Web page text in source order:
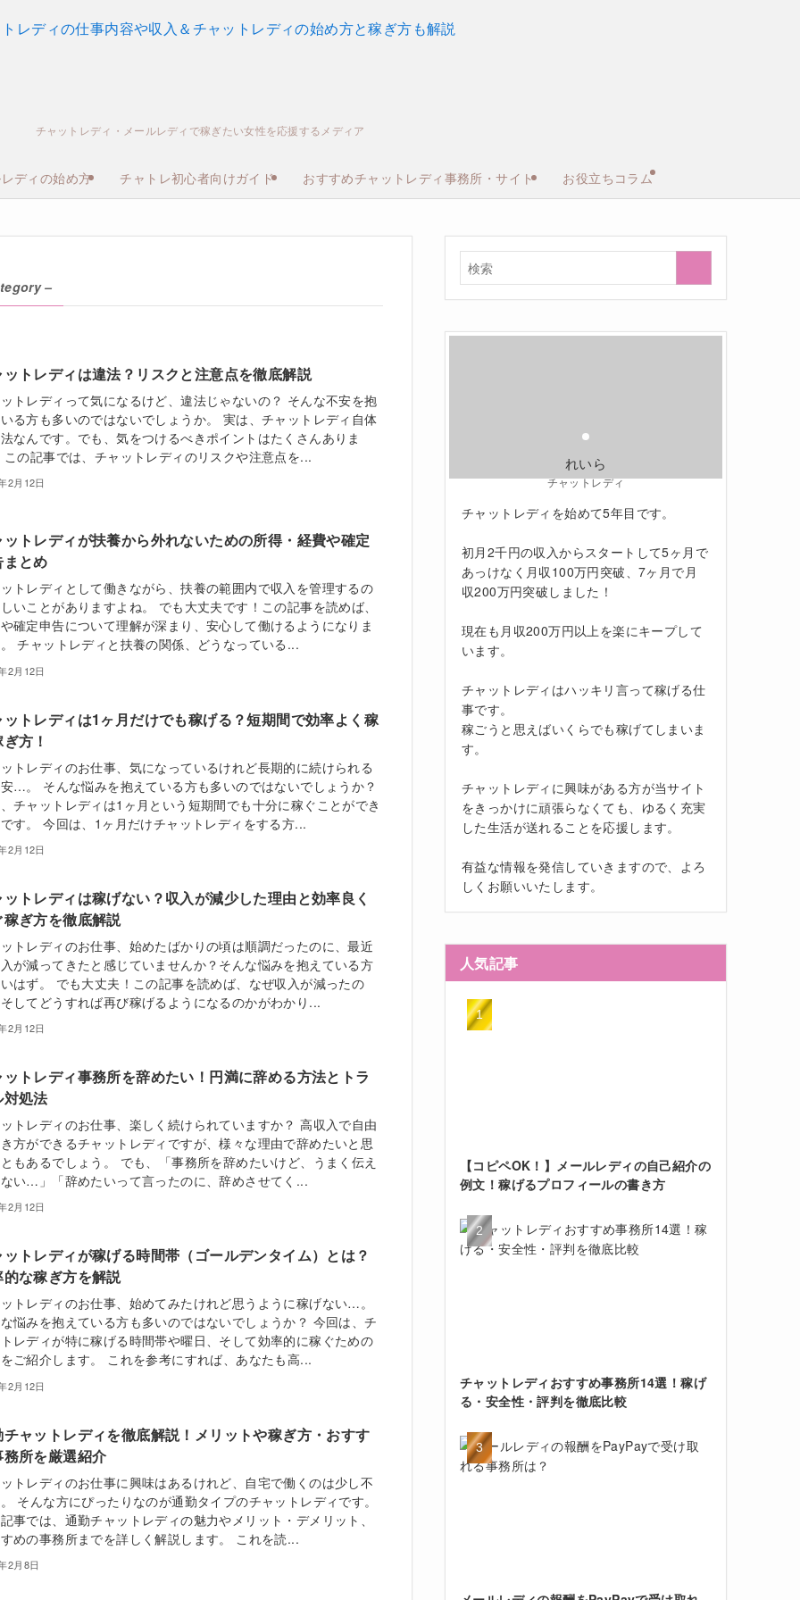
チャットレディ・メールレディで稼ぎたい女性を応援するメディア
ディの始め方 チャトレ初心者向けガイド おすすめチャットレディ事務所・サイト お役立ちコラム
–
ットレディは違法？リスクと注意点を徹底解説
トレディって気になるけど、違法じゃないの？ そんな不安を抱
る方も多いのではないでしょうか。 実は、チャットレディ自体
なんです。でも、気をつけるべきポイントはたくさんありま
この記事では、チャットレディのリスクや注意点を...
2月12日
ットレディが扶養から外れないための所得・経費や確定
とめ
トレディとして働きながら、扶養の範囲内で収入を管理するの
いことがありますよね。 でも大丈夫です！この記事を読めば、
確定申告について理解が深まり、安心して働けるようになりま
チャットレディと扶養の関係、どうなっている...
2月12日
ットレディは1ヶ月だけでも稼げる？短期間で効率よく稼
方！
トレディのお仕事、気になっているけれど長期的に続けられる
…。 そんな悩みを抱えている方も多いのではないでしょうか？
チャットレディは1ヶ月という短期間でも十分に稼ぐことができ
す。 今回は、1ヶ月だけチャットレディをする方...
2月12日
トレディは稼げない？収入が減少した理由と効率良く
稼ぎ方を徹底解説
トレディのお仕事、始めたばかりの頃は順調だったのに、最近
が減ってきたと感じていませんか？そんな悩みを抱えている方
はず。 でも大丈夫！この記事を読めば、なぜ収入が減ったの
してどうすれば再び稼げるようになるのかがわかり...
2月12日
ットレディ事務所を辞めたい！円満に辞める方法とトラ
対処法
トレディのお仕事、楽しく続けられていますか？ 高収入で自由
方ができるチャットレディですが、様々な理由で辞めたいと思
もあるでしょう。 でも、「事務所を辞めたいけど、うまく伝え
い…」「辞めたいって言ったのに、辞めさせてく...
2月12日
トレディが稼げる時間帯（ゴールデンタイム）とは？
的な稼ぎ方を解説
トレディのお仕事、始めてみたけれど思うように稼げない…。
悩みを抱えている方も多いのではないでしょうか？ 今回は、チ
レディが特に稼げる時間帯や曜日、そして効率的に稼ぐための
ご紹介します。 これを参考にすれば、あなたも高...
2月12日
チャットレディを徹底解説！メリットや稼ぎ方・おすす
務所を厳選紹介
トレディのお仕事に興味はあるけれど、自宅で働くのは少し不
そんな方にぴったりなのが通勤タイプのチャットレディです。
事では、通勤チャットレディの魅力やメリット・デメリット、
めの事務所までを詳しく解説します。 これを読...
2月8日
れいら
チャットレディ
チャットレディを始めて5年目です。
初月2千円の収入からスタートして5ヶ月で
あっけなく月収100万円突破、7ヶ月で月
収200万円突破しました！
現在も月収200万円以上を楽にキープして
います。
チャットレディはハッキリ言って稼げる仕
事です。
稼ごうと思えばいくらでも稼げてしまいま
す。
チャットレディに興味がある方が当サイト
をきっかけに頑張らなくても、ゆるく充実
した生活が送れることを応援します。
有益な情報を発信していきますので、よろ
しくお願いいたします。
人気記事
【コピペOK！】メールレディの自己紹介の
例文！稼げるプロフィールの書き方
チャットレディおすすめ事務所14選！稼げ
る・安全性・評判を徹底比較